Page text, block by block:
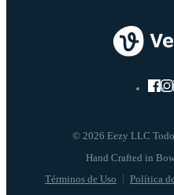
© 2026 Eezy LLC
Términos de Uso Política